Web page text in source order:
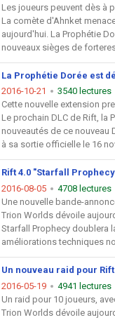
Les joueurs peuvent dès à
La comète d'Ahnket
aujourd'hui. La Prophétie
nouveaux sièges de
La Prophétie Dorée est
2016-10-21
3540 lectures
Cette nouvelle extension
Le prochain DLC de Rift, la
nouveautés de ce nouveau
à sa sortie officielle le 16
Rift 4.0 "Starfall
2016-08-05
4708 lectures
Une nouvelle bande-
Trion Worlds dévoile
Starfall Prophecy doublera
améliorations techniques
Un nouveau raid pour
2016-05-19
4941 lectures
Un raid pour 10 joueurs,
Trion Worlds dévoile